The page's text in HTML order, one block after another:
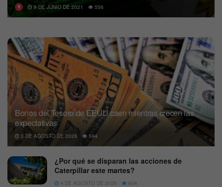
9 DE JUNIO DE 2021 556
Bonos del Tesoro de EEUU caen mientras crecen las
expectativas
3 DE AGOSTO DE 2026 594
¿Por qué se disparan las acciones de
Caterpillar este martes?
4 DE AGOSTO DE 2026 604